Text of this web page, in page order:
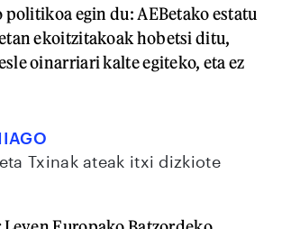
politikoa egin du: AEBetako estatu
ekoitzitakoak hobetsi ditu,
oinarriari kalte egiteko, eta ez
Txinak ateak itxi dizkiote